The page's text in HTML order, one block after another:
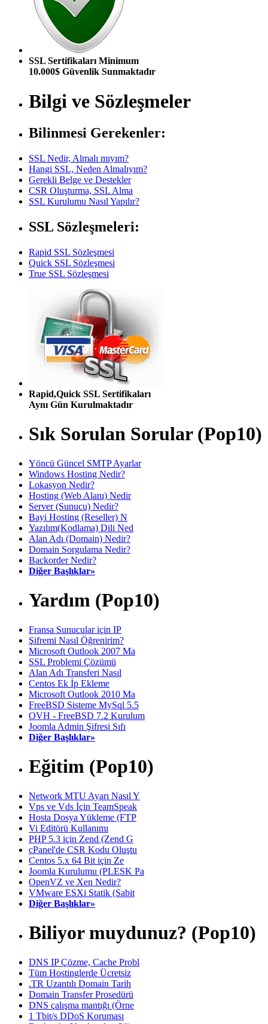
SSL Sertifikaları Minimum
10.000$ Güvenlik Sunmaktadır
Bilgi ve Sözleşmeler
Bilinmesi Gerekenler:
SSL Nedir, Almalı mıyım?
Hangi SSL, Neden Almalıyım?
Gerekli Belge ve Destekler
CSR Oluşturma, SSL Alma
SSL Kurulumu Nasıl Yapılır?
SSL Sözleşmeleri:
Rapid SSL Sözleşmesi
Quick SSL Sözleşmesi
True SSL Sözleşmesi
Rapid,Quick SSL Sertifikaları
Aynı Gün Kurulmaktadır
Sık Sorulan Sorular (Pop10)
Yöncü Güncel SMTP Ayarlar
Windows Hosting Nedir?
Lokasyon Nedir?
Hosting (Web Alanı) Nedir
Server (Sunucu) Nedir?
Bayi Hosting (Reseller) N
Yazılım(Kodlama) Dili Ned
Alan Adı (Domain) Nedir?
Domain Sorgulama Nedir?
Backorder Nedir?
Diğer Başlıklar»
Yardım (Pop10)
Fransa Sunucular için IP
Şifremi Nasıl Öğrenirim?
Microsoft Outlook 2007 Ma
SSL Problemi Çözümü
Alan Adı Transferi Nasıl
Centos Ek İp Ekleme
Microsoft Outlook 2010 Ma
FreeBSD Sisteme MySql 5.5
OVH - FreeBSD 7.2 Kurulum
Joomla Admin Şifresi Sıfı
Diğer Başlıklar»
Eğitim (Pop10)
Network MTU Ayarı Nasıl Y
Vps ve Vds İçin TeamSpeak
Hosta Dosya Yükleme (FTP
Vi Editörü Kullanımı
PHP 5.3 için Zend (Zend G
cPanel'de CSR Kodu Oluştu
Centos 5.x 64 Bit için Ze
Joomla Kurulumu (PLESK Pa
OpenVZ ve Xen Nedir?
VMware ESXi Statik (Sabit
Diğer Başlıklar»
Biliyor muydunuz? (Pop10)
DNS IP Çözme, Cache Probl
Tüm Hostinglerde Ücretsiz
.TR Uzantılı Domain Tarih
Domain Transfer Prosedürü
DNS çalışma mantığı (Örne
1 Tbit/s DDoS Koruması